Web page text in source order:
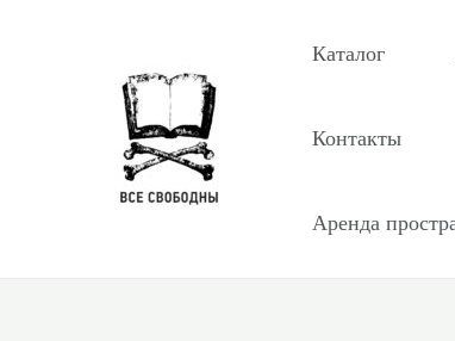
содержимому
Каталог
Контакты
Аренда